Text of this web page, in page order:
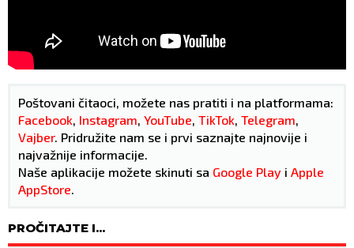
Poštovani čitaoci, možete nas pratiti i na platformama:
Facebook, Instagram, YouTube, TikTok, Telegram,
Vajber. Pridružite nam se i prvi saznajte najnovije i
najvažnije informacije.
Naše aplikacije možete skinuti sa Google Play i Apple
AppStore.
PROČITAJTE I...